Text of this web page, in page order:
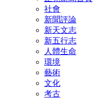
社會
新聞評論
新天文志
新五行志
人體生命
環境
藝術
文化
考古